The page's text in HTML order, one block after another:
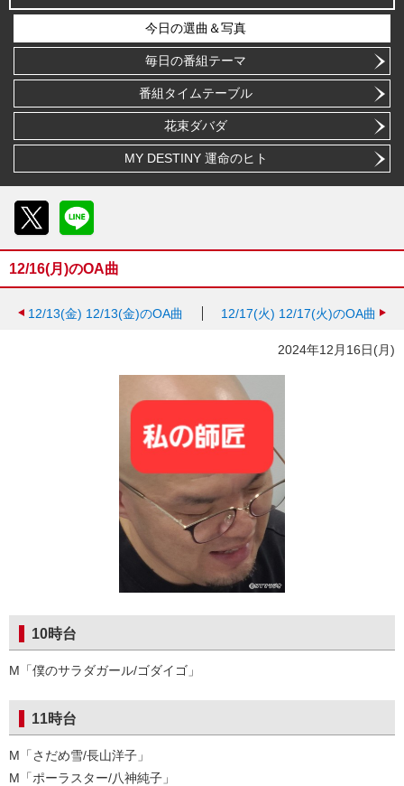
今日の選曲＆写真
毎日の番組テーマ
番組タイムテーブル
花束ダバダ
MY DESTINY 運命のヒト
12/16(月)のOA曲
12/13(金) 12/13(金)のOA曲 12/17(火) 12/17(火)のOA曲
2024年12月16日(月)
10時台
M「僕のサラダガール/ゴダイゴ」
11時台
M「さだめ雪/長山洋子」
M「ポーラスター/八神純子」